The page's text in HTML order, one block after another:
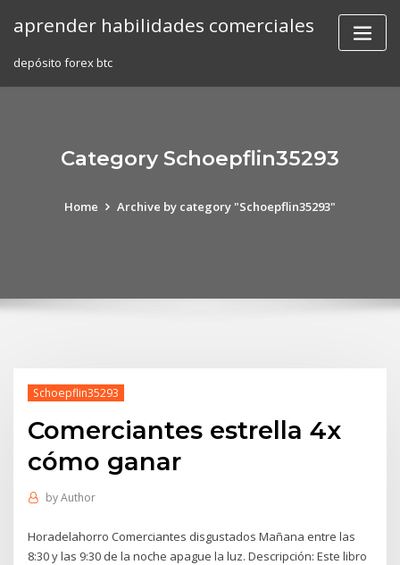
aprender habilidades comerciales
depósito forex btc
Category Schoepflin35293
Home Archive by category "Schoepflin35293"
Schoepflin35293
Comerciantes estrella 4x
cómo ganar
byAuthor
Horadelahorro Comerciantes disgustados Mañana entre las
8:30 y las 9:30 de la noche apague la luz. Descripción: Este libro